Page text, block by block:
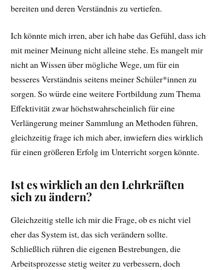
bereiten und deren Verständnis zu vertiefen.
Ich könnte mich irren, aber ich habe das Gefühl, dass ich
mit meiner Meinung nicht alleine stehe. Es mangelt mir
nicht an Wissen über mögliche Wege, um für ein
besseres Verständnis seitens meiner Schüler*innen zu
sorgen. So würde eine weitere Fortbildung zum Thema
Effektivität zwar höchstwahrscheinlich für eine
Verlängerung meiner Sammlung an Methoden führen,
gleichzeitig frage ich mich aber, inwiefern dies wirklich
für einen größeren Erfolg im Unterricht sorgen könnte.
Ist es wirklich an den Lehrkräften
sich zu ändern?
Gleichzeitig stelle ich mir die Frage, ob es nicht viel
eher das System ist, das sich verändern sollte.
Schließlich rühren die eigenen Bestrebungen, die
Arbeitsprozesse stetig weiter zu verbessern, doch